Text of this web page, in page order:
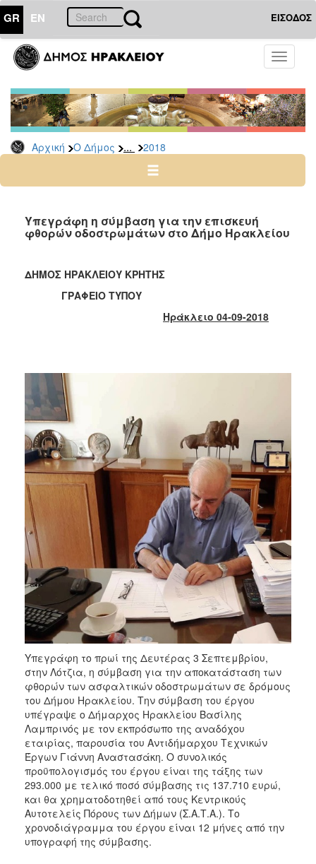
GR EN ΕΙΣΟΔΟΣ
Toggle
Αρχική Ο Δήμος ... 2018
ΔΗΜΟΣ
Δελτία
Τύπου
Αρχείο
2026
2024
2022
2020
2019
2015
2013
2012
2011
2010
2006
ΤΟΠΟΣ
ΠΟΛΙΤΙΣΜΟΣ
ΑΝΘΕΚΤΙΚΗ
ΠΟΛΗ
Υπεγράφη η σύμβαση για την επισκευή
φθορών οδοστρωμάτων στο Δήμο Ηρακλείου
ΔΗΜΟΣ ΗΡΑΚΛΕΙΟΥ ΚΡΗΤΗΣ
ΓΡΑΦΕΙΟ ΤΥΠΟΥ
Ηράκλειο 04-09-2018
Υπεγράφη το πρωί της Δευτέρας 3 Σεπτεμβρίου,
στην Λότζια, η σύμβαση για την αποκατάσταση των
φθορών των ασφαλτικών οδοστρωμάτων σε δρόμους
του Δήμου Ηρακλείου. Την σύμβαση του έργου
υπέγραψε ο Δήμαρχος Ηρακλείου Βασίλης
Λαμπρινός με τον εκπρόσωπο της αναδόχου
εταιρίας, παρουσία του Αντιδήμαρχου Τεχνικών
Έργων Γιάννη Αναστασάκη. Ο συνολικός
προϋπολογισμός του έργου είναι της τάξης των
293.000 με τελικό ποσό σύμβασης τις 137.710 ευρώ,
και θα χρηματοδοτηθεί από τους Κεντρικούς
Αυτοτελείς Πόρους των Δήμων (Σ.Α.Τ.Α.). Το
χρονοδιάγραμμα του έργου είναι 12 μήνες από την
υπογραφή της σύμβασης.